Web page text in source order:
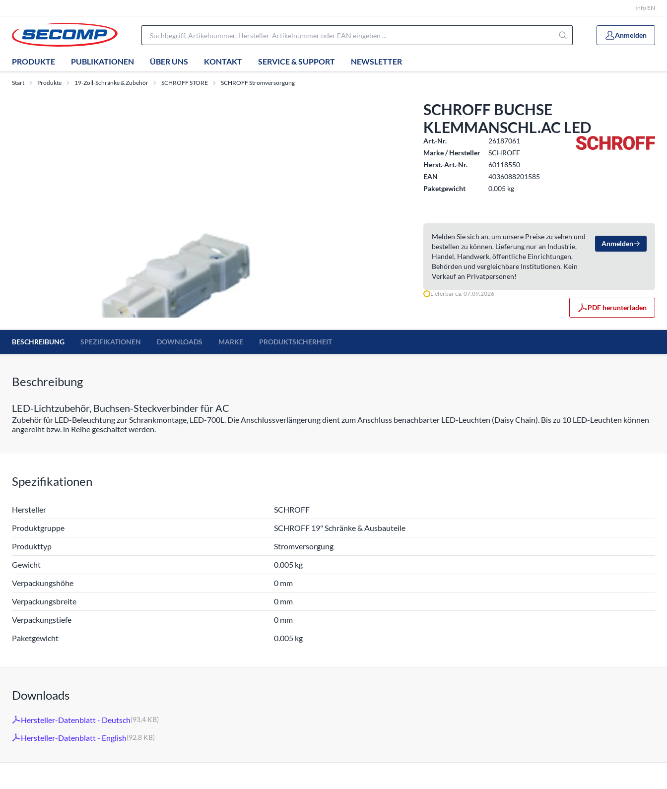
Info EN
Anmelden
PRODUKTE PUBLIKATIONEN ÜBER UNS KONTAKT SERVICE & SUPPORT NEWSLETTER
Start Produkte 19-Zoll-Schränke & Zubehör SCHROFF STORE SCHROFF Stromversorgung
SCHROFF BUCHSE
KLEMMANSCHL.AC LED
Art.-Nr.
26187061
Marke / Hersteller
SCHROFF
Herst.-Art.-Nr.
60118550
EAN
4036088201585
Paketgewicht
0,005 kg
Melden Sie sich an, um unsere Preise zu sehen und
bestellen zu können. Lieferung nur an Industrie,
Handel, Handwerk, öffentliche Einrichtungen,
Behörden und vergleichbare Institutionen. Kein
Verkauf an Privatpersonen!
Anmelden
Lieferbar ca. 07.09.2026
PDF herunterladen
BESCHREIBUNG SPEZIFIKATIONEN DOWNLOADS MARKE PRODUKTSICHERHEIT
Beschreibung
LED-Lichtzubehör, Buchsen-Steckverbinder für AC
Zubehör für LED-Beleuchtung zur Schrankmontage, LED-700L. Die Anschlussverlängerung dient zum Anschluss benachbarter LED-Leuchten (Daisy Chain). Bis zu 10 LED-Leuchten können
angereiht bzw. in Reihe geschaltet werden.
Spezifikationen
Hersteller
SCHROFF
Produktgruppe
SCHROFF 19" Schränke & Ausbauteile
Produkttyp
Stromversorgung
Gewicht
0.005 kg
Verpackungshöhe
0 mm
Verpackungsbreite
0 mm
Verpackungstiefe
0 mm
Paketgewicht
0.005 kg
Downloads
Hersteller-Datenblatt - Deutsch(93,4 KB)
Hersteller-Datenblatt - English(92,8 KB)